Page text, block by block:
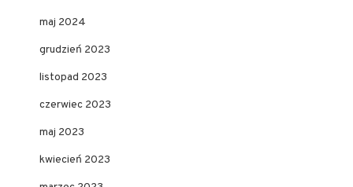
maj 2024
grudzień 2023
listopad 2023
czerwiec 2023
maj 2023
kwiecień 2023